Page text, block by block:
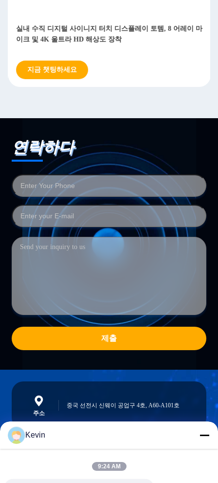
75" 43" 55인치 LCD 디스플레이 사이니지 실내 토템 키오스
크 펜/손가락 터치
지금 챗팅하세요
연락하다
제출
주소
중국 선전시 신웨이 공업구 4호, A60-A101호
info@seethrulcd.com
Kevin
9:24 AM